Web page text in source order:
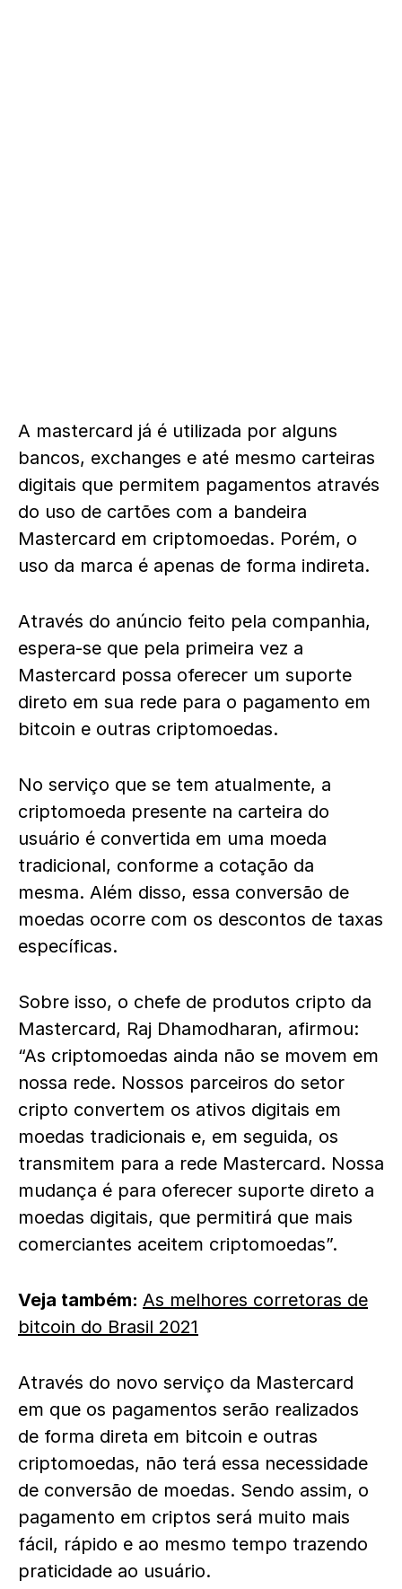
A mastercard já é utilizada por alguns
bancos, exchanges e até mesmo carteiras
digitais que permitem pagamentos através
do uso de cartões com a bandeira
Mastercard em criptomoedas. Porém, o
uso da marca é apenas de forma indireta.
Através do anúncio feito pela companhia,
espera-se que pela primeira vez a
Mastercard possa oferecer um suporte
direto em sua rede para o pagamento em
bitcoin e outras criptomoedas.
No serviço que se tem atualmente, a
criptomoeda presente na carteira do
usuário é convertida em uma moeda
tradicional, conforme a cotação da
mesma. Além disso, essa conversão de
moedas ocorre com os descontos de taxas
específicas.
Sobre isso, o chefe de produtos cripto da
Mastercard, Raj Dhamodharan, afirmou:
“As criptomoedas ainda não se movem em
nossa rede. Nossos parceiros do setor
cripto convertem os ativos digitais em
moedas tradicionais e, em seguida, os
transmitem para a rede Mastercard. Nossa
mudança é para oferecer suporte direto a
moedas digitais, que permitirá que mais
comerciantes aceitem criptomoedas”.
Veja também: As melhores corretoras de
bitcoin do Brasil 2021
Através do novo serviço da Mastercard
em que os pagamentos serão realizados
de forma direta em bitcoin e outras
criptomoedas, não terá essa necessidade
de conversão de moedas. Sendo assim, o
pagamento em criptos será muito mais
fácil, rápido e ao mesmo tempo trazendo
praticidade ao usuário.